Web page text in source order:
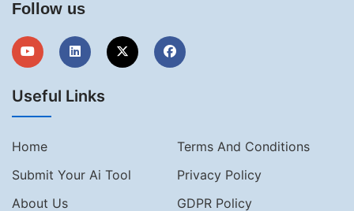
Follow us
Useful Links
Home
Terms And Conditions
Submit Your Ai Tool
Privacy Policy
About Us
GDPR Policy